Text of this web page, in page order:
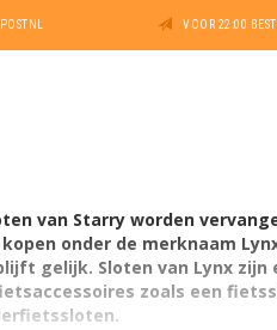
VOOR 22:00
van Starry worden
onder de merknaam
gelijk. Sloten van Lynx
zoals een